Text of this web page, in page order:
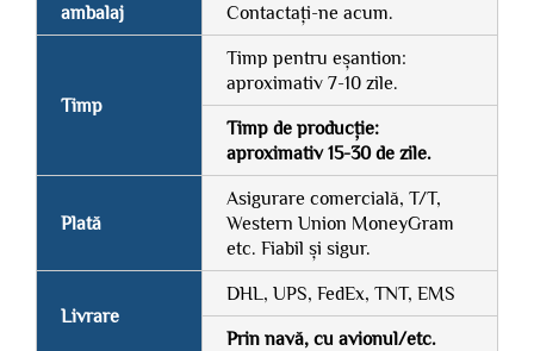
ambalaj
Contactați-ne acum.
Timp
Timp pentru eșantion:
aproximativ 7-10 zile.
Timp de producție:
aproximativ 15-30 de zile.
Plată
Asigurare comercială, T/T,
Western Union MoneyGram
etc. Fiabil și sigur.
Livrare
DHL, UPS, FedEx, TNT, EMS
Prin navă, cu avionul/etc.